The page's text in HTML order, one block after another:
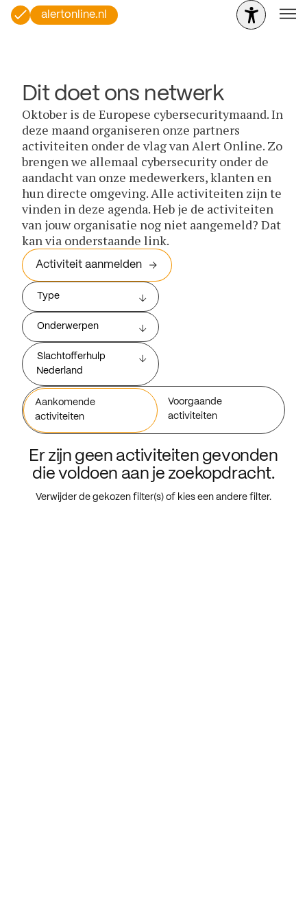
alertonline.nl
Dit doet ons netwerk
Oktober is de Europese cybersecuritymaand. In
deze maand organiseren onze partners
activiteiten onder de vlag van Alert Online. Zo
brengen we allemaal cybersecurity onder de
aandacht van onze medewerkers, klanten en
hun directe omgeving. Alle activiteiten zijn te
vinden in deze agenda. Heb je de activiteiten
van jouw organisatie nog niet aangemeld? Dat
kan via onderstaande link.
Activiteit aanmelden
Type
Onderwerpen
Slachtofferhulp
Nederland
Aankomende
activiteiten
Voorgaande
activiteiten
Er zijn geen activiteiten gevonden
die voldoen aan je zoekopdracht.
Verwijder de gekozen filter(s) of kies een andere filter.